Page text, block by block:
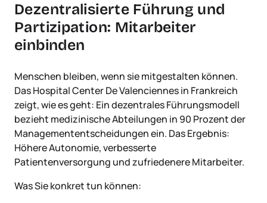
Dezentralisierte Führung und
Partizipation: Mitarbeiter
einbinden
Menschen bleiben, wenn sie mitgestalten können.
Das Hospital Center De Valenciennes in Frankreich
zeigt, wie es geht: Ein dezentrales Führungsmodell
bezieht medizinische Abteilungen in 90 Prozent der
Managemententscheidungen ein. Das Ergebnis:
Höhere Autonomie, verbesserte
Patientenversorgung und zufriedenere Mitarbeiter.
Was Sie konkret tun können: